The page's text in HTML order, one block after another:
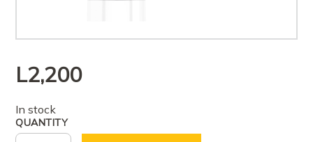
L2,200
In stock
QUANTITY